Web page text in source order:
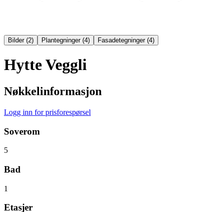
Bilder(2) Plantegninger(4) Fasadetegninger(4)
Hytte Veggli
Nøkkelinformasjon
Logg inn for prisforespørsel
Soverom
5
Bad
1
Etasjer